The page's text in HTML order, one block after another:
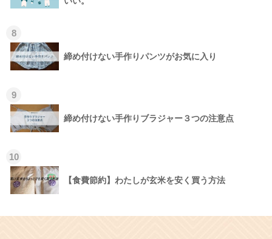
8
締め付けない手作りパンツがお気に入り
9
締め付けない手作りブラジャー３つの注意点
10
【食費節約】わたしが玄米を安く買う方法